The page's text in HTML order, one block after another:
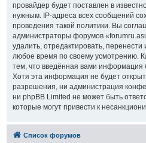
провайдер будет поставлен в
нужным. IP-адреса всех сообщений
проведения такой политики. Вы
администраторы форумов
удалить, отредактировать,
любое время по своему усмотрению.
тем, что введённая вами информация
Хотя эта информация не будет
разрешения, ни администрация
ни phpBB Limited не может быть
которые могут привести к
Список форумов